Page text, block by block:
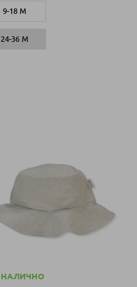
9-18 М
24-36 М
НАЛИЧНО